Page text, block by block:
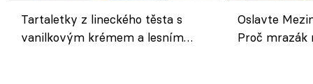
Tartaletky z lineckého těsta s
vanilkovým krémem a lesním
Oslavte
Proč